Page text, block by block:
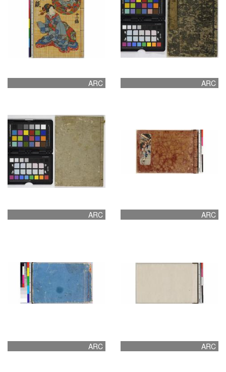
ARC ARC
ARC ARC
ARC ARC